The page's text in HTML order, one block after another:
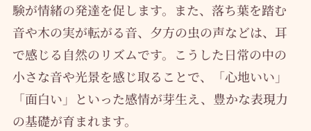
験が情緒の発達を促します。また、落ち葉を踏む
音や木の実が転がる音、夕方の虫の声などは、耳
で感じる自然のリズムです。こうした日常の中の
小さな音や光景を感じ取ることで、「心地いい」
「面白い」といった感情が芽生え、豊かな表現力
の基礎が育まれます。